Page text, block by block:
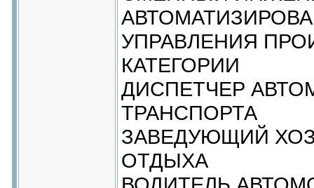
УПРАВЛЕНИЯ
КАТЕГОРИИ
ДИСПЕТЧЕР
ТРАНСПОРТА
ЗАВЕДУЮЩИЙ
ОТДЫХА